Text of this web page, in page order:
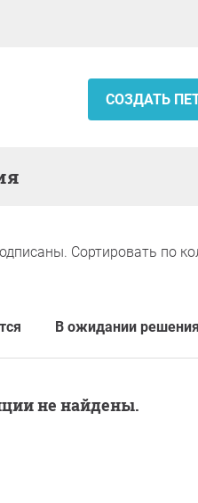
СОЗДАТЬ
Сортировать по
В ожидании решения
не найдены.